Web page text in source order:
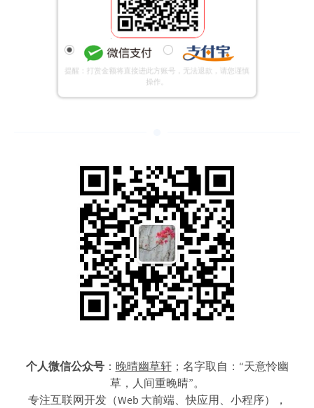
个人微信公众号： 晚晴幽草轩；名字取自：“天意怜幽
草，人间重晚晴”。
专注互联网开发（Web 大前端、快应用、小程序），